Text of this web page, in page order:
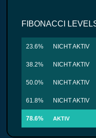
FIBONACCI
23.6% NICHT AKTIV
38.2% NICHT AKTIV
50.0% NICHT AKTIV
61.8% NICHT AKTIV
78.6% AKTIV